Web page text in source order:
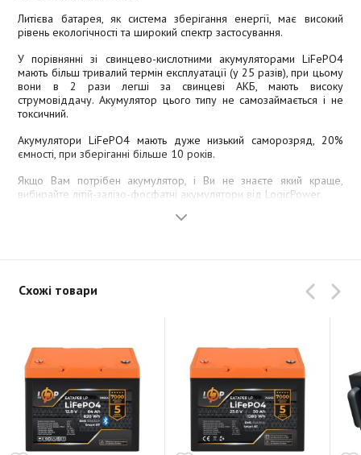
Литієва батарея, як система зберігання енергії, має високий
рівень екологічності та широкий спектр застосування.
У порівнянні зі свинцево-кислотними акумуляторами LiFePO4
мають більш тривалий термін експлуатації (у 25 разів), при цьому
вони в 2 рази легші за свинцеві АКБ, мають високу
струмовіддачу. Акумулятор цього типу не самозаймається і не
токсичний.
Акумулятори LiFePO4 мають дуже низький саморозряд, 20%
ємності, при зберіганні більше 10 років.
Якщо Вам потрібен акумулятор, і Ви не знаєте який краще,
вибирайте літій-залізо-фосфатні акумулятори від LogicPower.
Схожі товари